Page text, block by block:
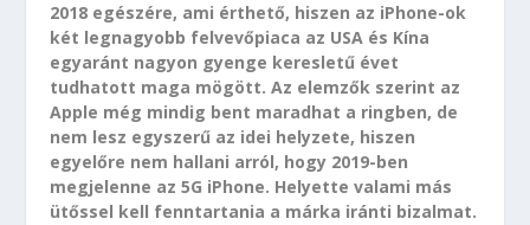
2018 egészére, ami érthető, hiszen az iPhone-ok
két legnagyobb felvevőpiaca az USA és Kína
egyaránt nagyon gyenge keresletű évet
tudhatott maga mögött. Az elemzők szerint az
Apple még mindig bent maradhat a ringben, de
nem lesz egyszerű az idei helyzete, hiszen
egyelőre nem hallani arról, hogy 2019-ben
megjelenne az 5G iPhone. Helyette valami más
ütőssel kell fenntartania a márka iránti bizalmat.